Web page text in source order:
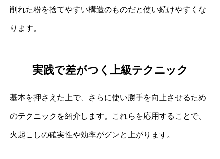
削れた粉を捨てやすい構造のものだと使い続けやすくな
ります。
実践で差がつく上級テクニック
基本を押さえた上で、さらに使い勝手を向上させるため
のテクニックを紹介します。これらを応用することで、
火起こしの確実性や効率がグンと上がります。